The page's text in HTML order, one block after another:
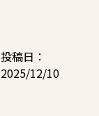
投稿日
2025/12/10